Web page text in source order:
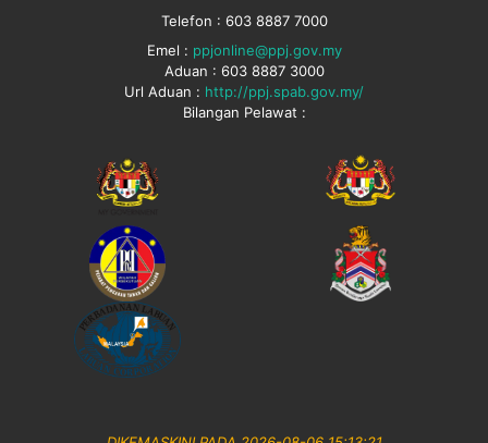
Telefon : 603 8887 7000
Emel : ppjonline@ppj.gov.my
Aduan : 603 8887 3000
Url Aduan : http://ppj.spab.gov.my/
Bilangan Pelawat :